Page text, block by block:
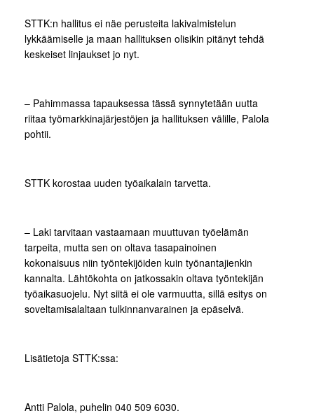
STTK:n hallitus ei näe perusteita lakivalmistelun
lykkäämiselle ja maan hallituksen olisikin pitänyt tehdä
keskeiset linjaukset jo nyt.
– Pahimmassa tapauksessa tässä synnytetään uutta
riitaa työmarkkinajärjestöjen ja hallituksen välille, Palola
pohtii.
STTK korostaa uuden työaikalain tarvetta.
– Laki tarvitaan vastaamaan muuttuvan työelämän
tarpeita, mutta sen on oltava tasapainoinen
kokonaisuus niin työntekijöiden kuin työnantajienkin
kannalta. Lähtökohta on jatkossakin oltava työntekijän
työaikasuojelu. Nyt siitä ei ole varmuutta, sillä esitys on
soveltamisalaltaan tulkinnanvarainen ja epäselvä.
Lisätietoja STTK:ssa:
Antti Palola, puhelin 040 509 6030.